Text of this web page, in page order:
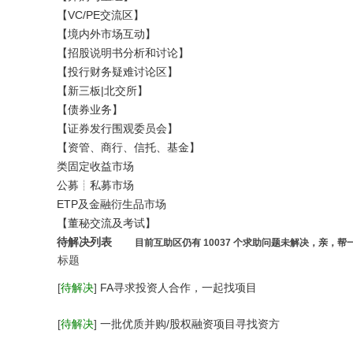
—
中
国
投
行
资
深
专
业
网
站
【VC/PE交流区】
【境内外市场互动】
【招股说明书分析和讨论】
【投行财务疑难讨论区】
【新三板|北交所】
【债券业务】
【证券发行围观委员会】
【资管、商行、信托、基金】
类固定收益市场
公募┊私募市场
ETP及金融衍生品市场
【董秘交流及考试】
待解决列表
目前互助区仍有 10037 个求助问题未解决，亲，帮
标题
[待解决] FA寻求投资人合作，一起找项目
[待解决] 一批优质并购/股权融资项目寻找资方